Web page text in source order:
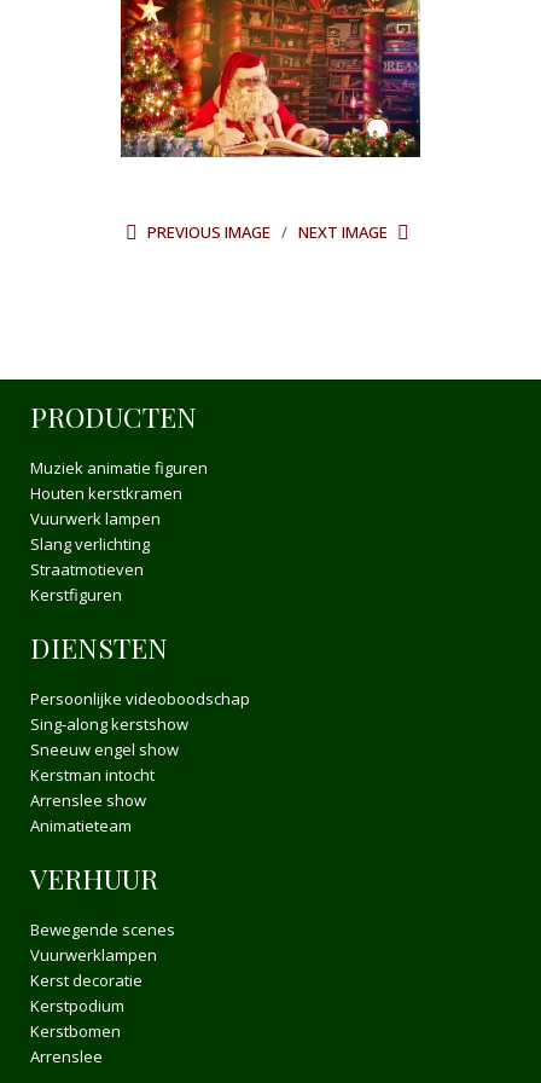
PREVIOUS IMAGE NEXT IMAGE
PRODUCTEN
Muziek animatie figuren
Houten kerstkramen
Vuurwerk lampen
Slang verlichting
Straatmotieven
Kerstfiguren
DIENSTEN
Persoonlijke videoboodschap
Sing-along kerstshow
Sneeuw engel show
Kerstman intocht
Arrenslee show
Animatieteam
VERHUUR
Bewegende scenes
Vuurwerklampen
Kerst decoratie
Kerstpodium
Kerstbomen
Arrenslee